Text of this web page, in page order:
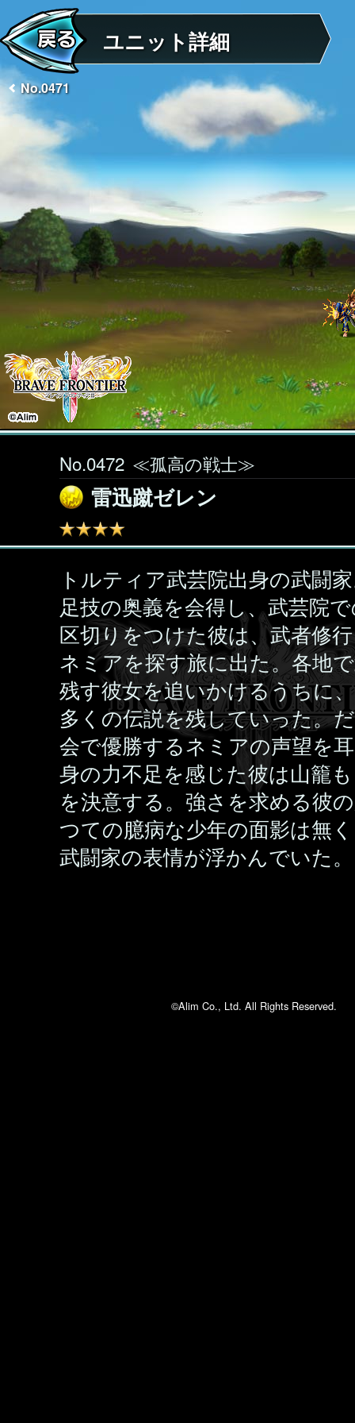
ユニット詳細
No.0471
No.0472 ≪孤高の戦士≫
雷迅蹴ゼレン
トルティア武芸院出身の武闘
足技の奥義を会得し、武芸院
区切りをつけた彼は、武者修
ネミアを探す旅に出た。各地
残す彼女を追いかけるうちに
多くの伝説を残していった。
会で優勝するネミアの声望を
身の力不足を感じた彼は山籠
を決意する。強さを求める彼
つての臆病な少年の面影は無
武闘家の表情が浮かんでいた。
©Alim Co., Ltd. All Rights Reserved.